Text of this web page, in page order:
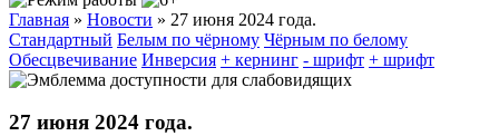
Главная » Новости » 27 июня 2024 года.
Стандартный Белым по чёрному Чёрным по белому
Обесцвечивание Инверсия + кернинг - шрифт + шрифт
27 июня 2024 года.